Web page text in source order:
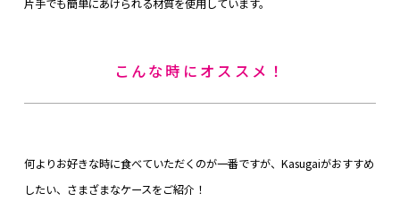
片手でも簡単にあけられる材質を使用しています。
こんな時にオススメ！
何よりお好きな時に食べていただくのが一番ですが、Kasugaiがおすすめ
したい、さまざまなケースをご紹介！